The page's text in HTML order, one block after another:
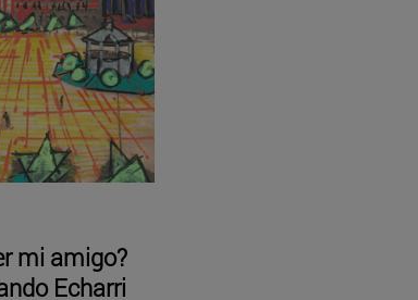
mi amigo?
Echarri